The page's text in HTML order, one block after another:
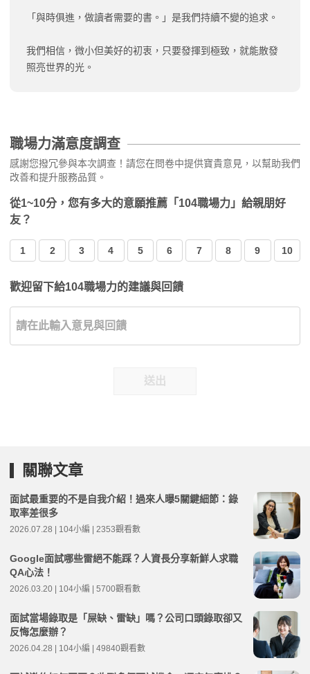
「與時俱進，做讀者需要的書。」是我們持續不變的追求。
我們相信，微小但美好的初衷，只要發揮到極致，就能散發
照亮世界的光。
職場力滿意度調查
感謝您撥冗參與本次調查！請您在問卷中提供寶貴意見，以幫助我們
改善和提升服務品質。
從1~10分，您有多大的意願推薦「104職場力」給親朋好
友？
1 2 3 4 5 6 7 8 9 10
歡迎留下給104職場力的建議與回饋
送出
關聯文章
面試最重要的不是自我介紹！過來人曝5關鍵細節：錄
取率差很多
2026.07.28 | 104小編 | 2353觀看數
Google面試哪些雷絕不能踩？人資長分享新鮮人求職
QA心法！
2026.03.20 | 104小編 | 5700觀看數
面試當場錄取是「屎缺、雷缺」嗎？公司口頭錄取卻又
反悔怎麼辦？
2026.04.28 | 104小編 | 49840觀看數